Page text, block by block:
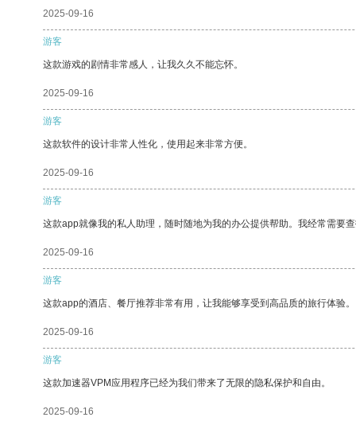
2025-09-16
游客
这款游戏的剧情非常感人，让我久久不能忘怀。
2025-09-16
游客
这款软件的设计非常人性化，使用起来非常方便。
2025-09-16
游客
这款app就像我的私人助理，随时随地为我的办公提供帮助。我经常需要
2025-09-16
游客
这款app的酒店、餐厅推荐非常有用，让我能够享受到高品质的旅行体验。
2025-09-16
游客
这款加速器VPM应用程序已经为我们带来了无限的隐私保护和自由。
2025-09-16